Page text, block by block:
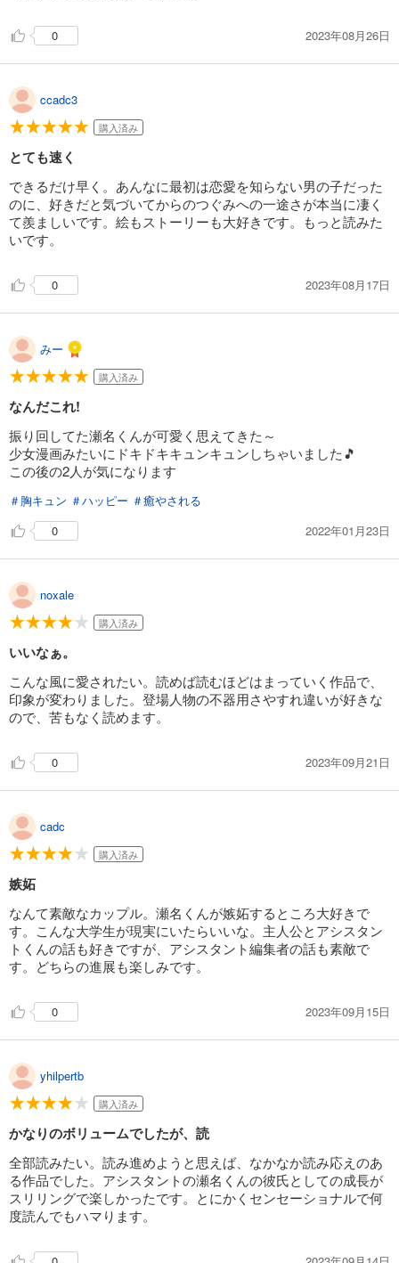
0 2023年08月26日
ccadc3
購入済み
とても速く
できるだけ早く。あんなに最初は恋愛を知らない男の子だった
のに、好きだと気づいてからのつぐみへの一途さが本当に凄く
て羨ましいです。絵もストーリーも大好きです。もっと読みた
いです。
0 2023年08月17日
みー
購入済み
なんだこれ!
振り回してた瀬名くんが可愛く思えてきた～
少女漫画みたいにドキドキキュンキュンしちゃいました🎵
この後の2人が気になります
＃胸キュン ＃ハッピー ＃癒やされる
0
2022年01月23日
noxale
購入済み
いいなぁ。
こんな風に愛されたい。読めば読むほどはまっていく作品で、
印象が変わりました。登場人物の不器用さやすれ違いが好きな
ので、苦もなく読めます。
0 2023年09月21日
cadc
購入済み
嫉妬
なんて素敵なカップル。瀬名くんが嫉妬するところ大好きで
す。こんな大学生が現実にいたらいいな。主人公とアシスタン
トくんの話も好きですが、アシスタント編集者の話も素敵で
す。どちらの進展も楽しみです。
0 2023年09月15日
yhilpertb
購入済み
かなりのボリュームでしたが、読
全部読みたい。読み進めようと思えば、なかなか読み応えのあ
る作品でした。アシスタントの瀬名くんの彼氏としての成長が
スリリングで楽しかったです。とにかくセンセーショナルで何
度読んでもハマります。